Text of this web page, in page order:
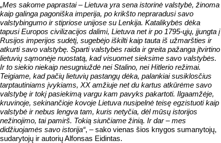
„Mes sakome paprastai – Lietuva yra sena istorinė valstybė, žinoma
kaip galinga pagoniška imperija, po krikšto nepraradusi savo
valstybingumo ir stipriose unijose su Lenkija. Katalikybės dėka
tapusi Europos civilizacijos dalimi, Lietuva net ir po 1795-ųjų, įjungta į
Rusijos imperijos sudėtį, sugebėjo iškilti kaip tauta iš užmaršties ir
atkurti savo valstybę. Sparti valstybės raida ir greita pažanga įtvirtino
lietuvių sąmonėje nuostatą, kad visuomet sieksime savo valstybės.
Ir to siekio niekaip nesugniuždė nei Stalino, nei Hitlerio režimai.
Teigiame, kad pačių lietuvių pastangų dėka, palankiai susiklosčius
tarptautiniams įvykiams, XX amžiuje net du kartus atkūrėme savo
valstybę ir tokį pasiekimą vargu kam pavyks pakartoti. Ilgaamžėje,
kruvinoje, sekinančioje kovoje Lietuva nusipelnė teisę egzistuoti kaip
valstybė ir nebus lengva tam, kuris netyčia, dėl mūsų istorijos
nežinojimo, tai pamirš. Tokią siunčiame žinią. Ir dar – mes
didžiuojamės savo istorija“, – sako vienas šios knygos sumanytojų,
sudarytojų ir autorių Alfonsas Eidintas.